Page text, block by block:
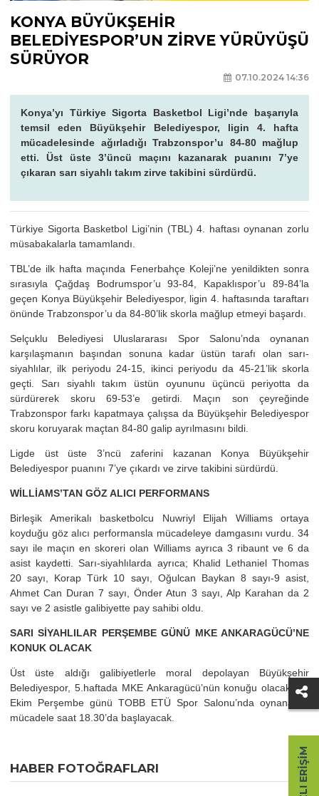
KONYA BÜYÜKŞEHİR
BELEDİYESPOR’UN ZİRVE YÜRÜYÜŞÜ
SÜRÜYOR
07.10.2024 14:36
Konya’yı Türkiye Sigorta Basketbol Ligi’nde başarıyla
temsil eden Büyükşehir Belediyespor, ligin 4. hafta
mücadelesinde ağırladığı Trabzonspor’u 84-80 mağlup
etti. Üst üste 3’üncü maçını kazanarak puanını 7’ye
çıkaran sarı siyahlı takım zirve takibini sürdürdü.
Türkiye Sigorta Basketbol Ligi’nin (TBL) 4. haftası oynanan zorlu
müsabakalarla tamamlandı.
TBL’de ilk hafta maçında Fenerbahçe Koleji’ne yenildikten sonra
sırasıyla Çağdaş Bodrumspor’u 93-84, Kapaklıspor’u 89-84’la
geçen Konya Büyükşehir Belediyespor, ligin 4. haftasında taraftarı
önünde Trabzonspor’u da 84-80’lik skorla mağlup etmeyi başardı.
Selçuklu Belediyesi Uluslararası Spor Salonu’nda oynanan
karşılaşmanın başından sonuna kadar üstün tarafı olan sarı-
siyahlılar, ilk periyodu 24-15, ikinci periyodu da 45-21’lik skorla
geçti. Sarı siyahlı takım üstün oyununu üçüncü periyotta da
sürdürerek skoru 69-53’e getirdi. Maçın son çeyreğinde
Trabzonspor farkı kapatmaya çalışsa da Büyükşehir Belediyespor
skoru koruyarak maçtan 84-80 galip ayrılmasını bildi.
Ligde üst üste 3’ncü zaferini kazanan Konya Büyükşehir
Belediyespor puanını 7’ye çıkardı ve zirve takibini sürdürdü.
WİLLİAMS’TAN GÖZ ALICI PERFORMANS
Birleşik Amerikalı basketbolcu Nuwriyl Elijah Williams ortaya
koyduğu göz alıcı performansla mücadeleye damgasını vurdu. 34
sayı ile maçın en skoreri olan Williams ayrıca 3 ribaunt ve 6 da
asist kaydetti. Sarı-siyahlılarda ayrıca; Khalid Lethaniel Thomas
20 sayı, Korap Türk 10 sayı, Oğulcan Baykan 8 sayı-9 asist,
Ahmet Can Duran 7 sayı, Önder Atun 3 sayı, Alp Karahan da 2
sayı ve 2 asistle galibiyette pay sahibi oldu.
SARI SİYAHLILAR PERŞEMBE GÜNÜ MKE ANKARAGÜCÜ’NE
KONUK OLACAK
Üst üste aldığı galibiyetlerle moral depolayan Büyükşehir
Belediyespor, 5.haftada MKE Ankaragücü’nün konuğu olacak. 10
Ekim Perşembe günü TOBB ETÜ Spor Salonu’nda oynanacak
mücadele saat 18.30’da başlayacak.
HABER FOTOĞRAFLARI HIZLI ERIŞIM